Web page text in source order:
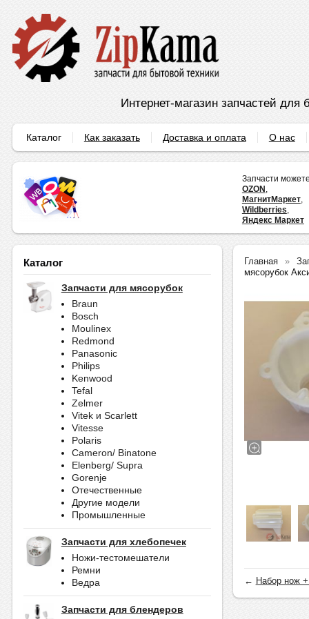
Интернет-магазин запчастей для
Каталог Как заказать Доставка и оплата О нас
Запчасти
OZON ,
МагнитМаркет,
Wildberries,
Яндекс Маркет
Каталог
Запчасти для мясорубок
Braun
Bosch
Moulinex
Redmond
Panasonic
Philips
Kenwood
Tefal
Zelmer
Vitek и Scarlett
Vitesse
Polaris
Cameron/ Binatone
Elenberg/ Supra
Gorenje
Отечественные
Другие модели
Промышленные
Запчасти для хлебопечек
Ножи-тестомешатели
Ремни
Ведра
Запчасти для блендеров
Главная
мясорубок
← Набор нож